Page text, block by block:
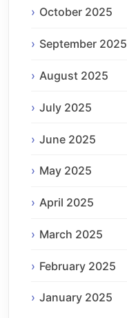
October 2025
September 2025
August 2025
July 2025
June 2025
May 2025
April 2025
March 2025
February 2025
January 2025